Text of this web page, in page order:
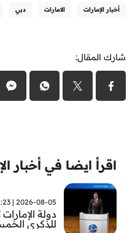
أخبار الإمارات الامارات دبي
شارك المقال:
اقرأ ايضا في أخبار
2026-08-05 | 12:23
دولة
للذكرى